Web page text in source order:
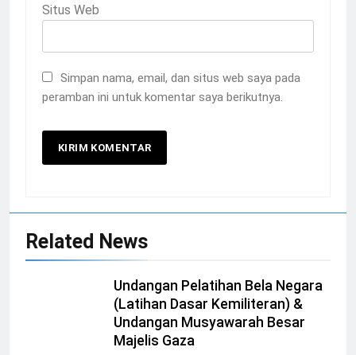
Situs Web
Simpan nama, email, dan situs web saya pada
peramban ini untuk komentar saya berikutnya.
Related News
Undangan Pelatihan Bela Negara
(Latihan Dasar Kemiliteran) &
Undangan Musyawarah Besar
Majelis Gaza